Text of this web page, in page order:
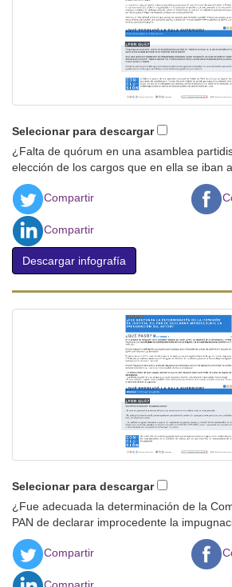
Selecionar para descargar
¿Falta de quórum en una asamblea
elección de los cargos que en ella se iban
Compartir
Compartir
Descargar infografía
Selecionar para descargar
¿Fue adecuada la determinación de la
PAN de declarar improcedente la
Compartir